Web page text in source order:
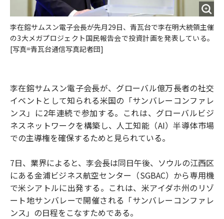
李在鎔サムスン電子会長が先月29日、青瓦台で李在明大統領主催
の3大メガプロジェクト国民報告会で投資計画を発表している。
[写真=青瓦台通信写真記者団]
李在鎔サムスン電子会長が、グローバル億万長者の社交
イベントとして知られる米国の「サンバレーコンファレ
ンス」に2年連続で参加する。これは、グローバルビジ
ネスネットワークを構築し、人工知能（AI）半導体市場
での主導権を確保するためと見られている。
7日、業界によると、李会長は同日午後、ソウルの江西区
にある金浦ビジネス航空センター（SGBAC）から専用機
で米シアトルに出発する。これは、米アイダホ州のリゾ
ート地サンバレーで開催される「サンバレーコンファレ
ンス」の日程をこなすためである。